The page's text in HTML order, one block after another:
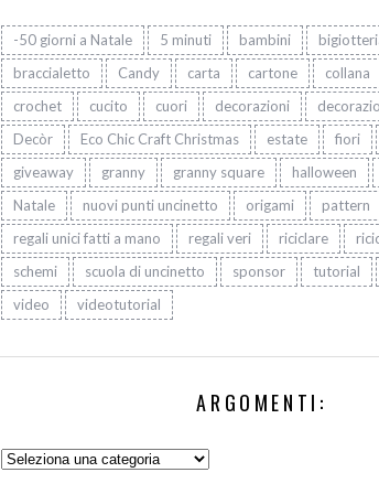
-50 giorni a Natale 5 minuti bambini
braccialetto
Candy carta cartone collana
crochet
cucito cuori decorazioni
Decòr
Eco Chic Craft Christmas estate fiori
giveaway
granny granny square halloween
Natale
nuovi punti uncinetto origami pattern
regali unici fatti a mano
regali veri riciclare
schemi
scuola di uncinetto sponsor tutorial
video
videotutorial
ARGOMENTI:
Argomenti: